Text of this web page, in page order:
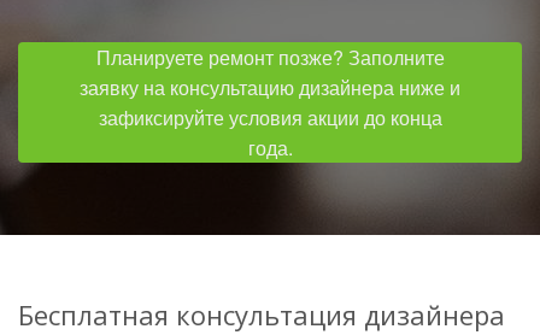
Планируете ремонт позже? Заполните
заявку на консультацию дизайнера ниже и
зафиксируйте условия акции до конца
года.
Бесплатная консультация дизайнера